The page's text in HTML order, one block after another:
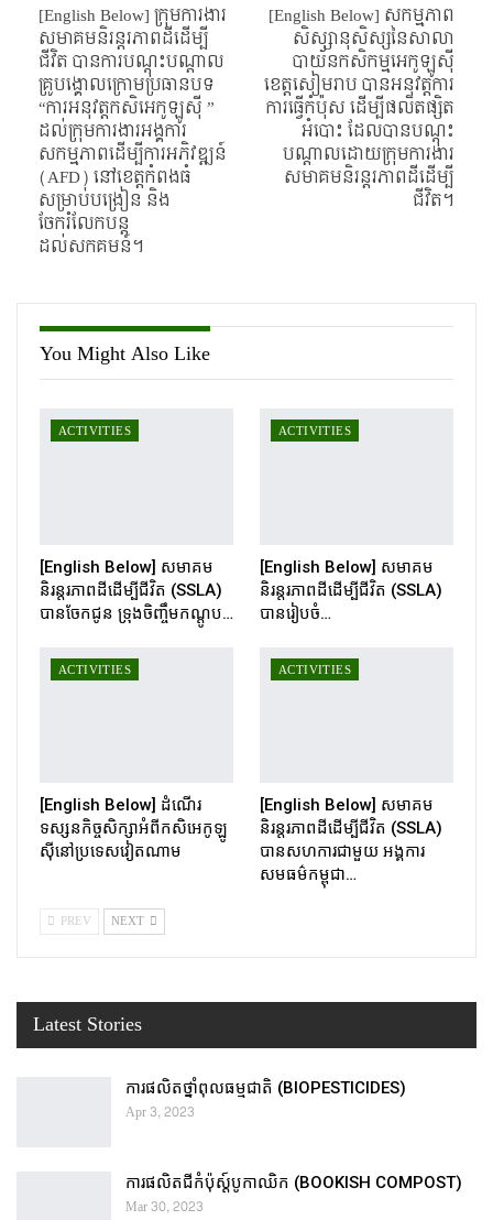
[English Below] ក្រុមការងារ
សមាគមនិរន្តរភាពដីដើម្បី
ជីវិត បានការបណ្តុះបណ្តាល
គ្រូបង្គោលក្រោមប្រធានបទ
“ការអនុវត្តកសិអេកូឡូស៊ី ”
ដល់ក្រុមការងារអង្គការ
សកម្មភាពដើម្បីការអភិវឌ្ឍន៍
(AFD) នៅខេត្តកំពងធំ
សម្រាប់បង្រៀន និង
ចែករំលែកបន្ត
ដល់សកគមន៍។
[English Below] សកម្មភាព
សិស្សានុសិស្សនៃសាលា
បាយ័នកសិកម្មអេកូឡូស៊ី
ខេត្តសៀមរាប បានអនុវត្តការ
ការធ្វើកំប៉ុស ដើម្បីផលិតផ្សិត
អំបោះ ដែលបានបណ្តុះ
បណ្តាលដោយក្រុមការងារ
សមាគមនិរន្តរភាពដីដើម្បី
ជីវិត។
You Might Also Like
ACTIVITIES
[English Below] សមាគម
និរន្តរភាពដីដើម្បីជីវិត (SSLA)
បានចែកជូន ទ្រុងចិញ្ចឹមកណ្ដូប…
ACTIVITIES
[English Below] សមាគម
និរន្តរភាពដីដើម្បីជីវិត (SSLA)
បានរៀបចំ…
ACTIVITIES
[English Below] ដំណើរ
ទស្សនកិច្ចសិក្សាអំពីកសិអេកូឡូ
ស៊ីនៅប្រទេសវៀតណាម
ACTIVITIES
[English Below] សមាគម
និរន្តរភាពដីដើម្បីជីវិត (SSLA)
បានសហការជាមួយ អង្គការ
សមធម៌កម្ពុជា…
PREV NEXT
Latest Stories
ការផលិតថ្នាំពុលធម្មជាតិ (BIOPESTICIDES)
Apr 3, 2023
ការផលិតជីកំប៉ុស្ដ៍បូកាឈិក (BOOKISH COMPOST)
Mar 30, 2023